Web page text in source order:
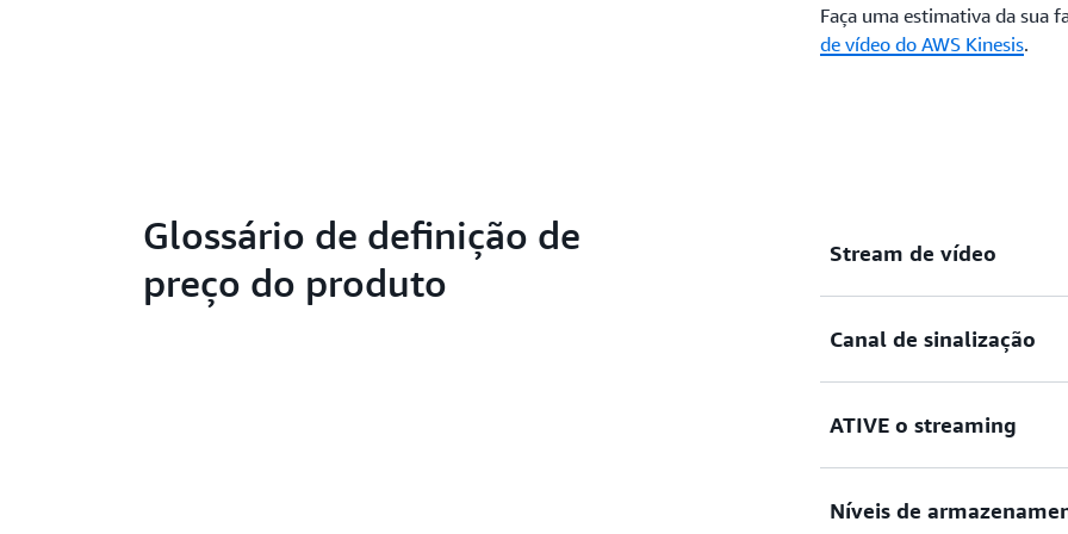
Faça uma estimativa da sua
de vídeo do AWS Kinesis.
Glossário de definição de
preço do produto
Stream de vídeo
Um recurso que permite
Canal de sinalização
Um recurso opcional que
ATIVE o streaming
Um recurso opcional para
Níveis de